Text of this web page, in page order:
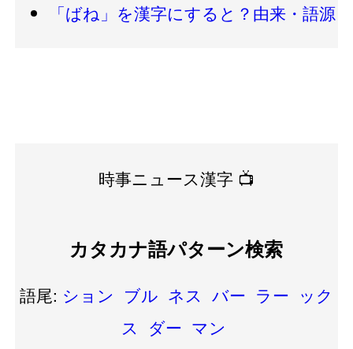
「ばね」を漢字にすると？由来・語源
時事ニュース漢字 📺
カタカナ語パターン検索
語尾: ション ブル ネス バー ラー ック
ス ダー マン